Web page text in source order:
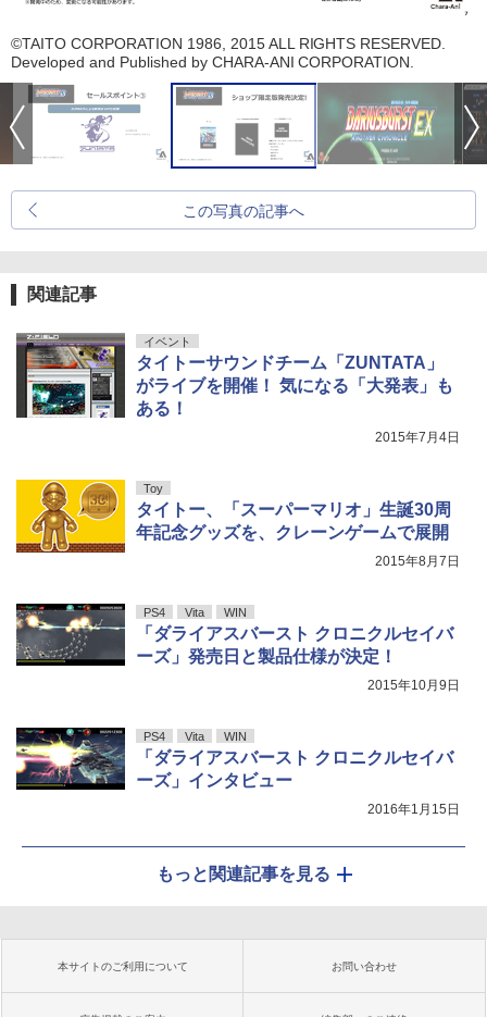
©TAITO CORPORATION 1986, 2015 ALL RIGHTS RESERVED.
Developed and Published by CHARA-ANI CORPORATION.
この写真の記事へ
関連記事
イベント
タイトーサウンドチーム「ZUNTATA」
がライブを開催！ 気になる「大発表」も
ある！
2015年7月4日
Toy
タイトー、「スーパーマリオ」生誕30周
年記念グッズを、クレーンゲームで展開
2015年8月7日
PS4 Vita WIN
「ダライアスバースト クロニクルセイバ
ーズ」発売日と製品仕様が決定！
2015年10月9日
PS4 Vita WIN
「ダライアスバースト クロニクルセイバ
ーズ」インタビュー
2016年1月15日
もっと関連記事を見る
本サイトのご利用について お問い合わせ